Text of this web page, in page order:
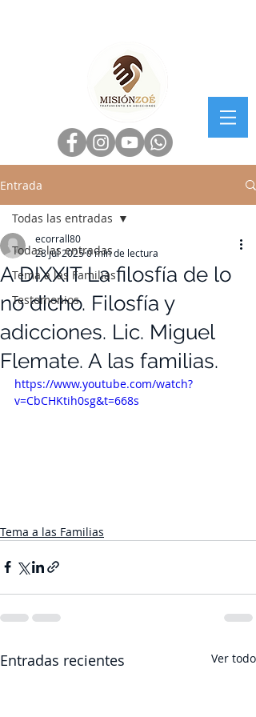
Entrada
Todas las entradas
Tema a las Familias
Testomonios
Todas las entradas
A DIXXIT La filosfía de lo
no dicho. Filosfía y
adicciones. Lic. Miguel
Flemate. A las familias.
ecorrall80
28 jul 20250 min de lectura
https://www.youtube.com/watch?
v=CbCHKtih0sg&t=668s
Tema a las Familias
Entradas recientes Ver todo